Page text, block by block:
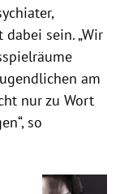
sein. „Wir
am
nur zu Wort
so